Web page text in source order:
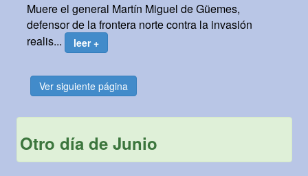
Muere el general Martín Miguel de Güemes,
defensor de la frontera norte contra la invasión
realis...
leer +
Ver siguiente página
Otro día de Junio